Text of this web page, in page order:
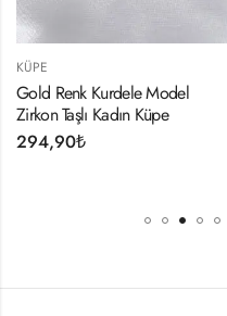
KÜPE
Gold Renk Kurdele Model
Zirkon Taşlı Kadın Küpe
294,90₺